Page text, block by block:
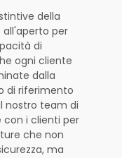
della
per
di
ogni cliente
dalla
di riferimento
nostro team di
i clienti per
che non
ma